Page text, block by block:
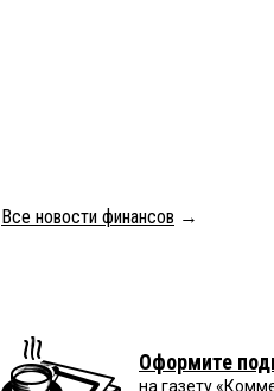
Все новости финансов →
Оформите
на газету